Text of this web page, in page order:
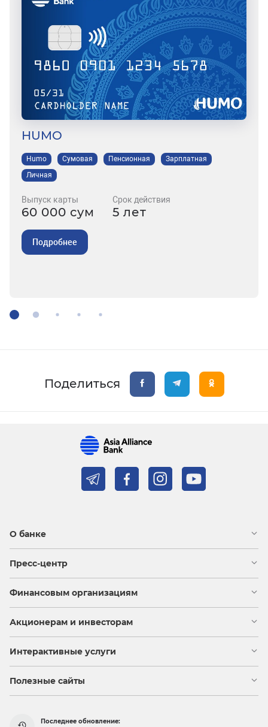
HUMO
Humo Сумовая Пенсионная
Зарплатная
Личная
Выпуск карты
60 000 сум
Срок действия
5 лет
Подробнее
Поделиться
О банке
Пресс-центр
Финансовым организациям
Акционерам и инвесторам
Интерактивные услуги
Полезные сайты
Последнее обновление: